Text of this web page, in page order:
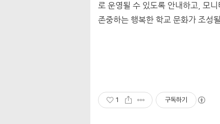
로 운영될 수 있도록 안내하고, 모
존중하는 행복한 학교 문화가 조성
1 구독하기